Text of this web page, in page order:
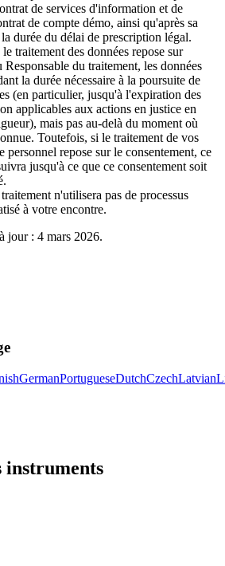
de services d'information et de
de compte démo, ainsi qu'après sa
durée du délai de prescription légal.
traitement des données repose sur
du traitement, les données
la durée nécessaire à la poursuite de
(en particulier, jusqu'à l'expiration des
applicables aux actions en justice en
mais pas au-delà du moment où
Toutefois, si le traitement de vos
personnel repose sur le consentement, ce
jusqu'à ce que ce consentement soit
n'utilisera pas de processus
à votre encontre.
jour : 4 mars 2026.
GermanPortugueseDutchCzechLatvian
instruments